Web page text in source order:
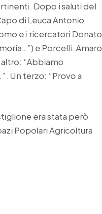
Dopo i saluti del
di Leuca Antonio
e i ricercatori Donato
e Porcelli. Amaro
“Abbiamo
Un terzo: “Provo a
era stata però
Popolari Agricoltura